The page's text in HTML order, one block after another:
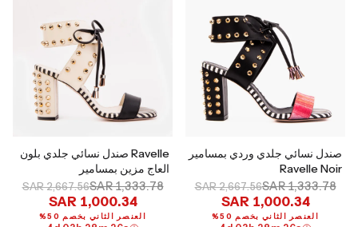
صندل نسائي جلدي وردي بمسامير
Ravelle Noir
SAR 1,333.78
SAR 2,667.56
SAR 1,000.34
العنصر الثاني بخصم 50%
Ravelle صندل نسائي جلدي بلون
العاج مزين بمسامير
SAR 1,333.78
SAR 2,667.56
SAR 1,000.34
العنصر الثاني بخصم 50%